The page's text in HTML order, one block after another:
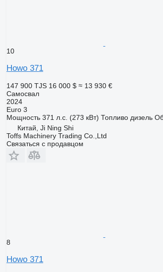
10
Howo 371
147 900 TJS 16 000 $ ≈ 13 930 €
Самосвал
2024
Euro 3
Мощность 371 л.с. (273 кВт) Топливо дизель
Китай, Ji Ning Shi
Toffs Machinery Trading Co.,Ltd
Связаться с продавцом
8
Howo 371